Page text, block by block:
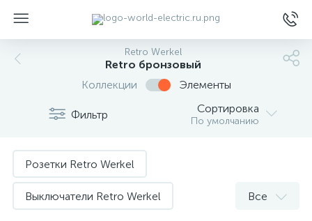
Retro Werkel
Retro бронзовый
Коллекции
Элементы
Фильтр Сортировка
По умолчанию
Розетки Retro Werkel
Выключатели Retro Werkel Все